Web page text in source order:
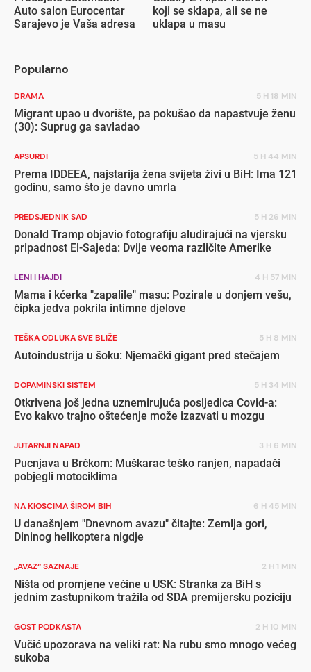
Auto salon Eurocentar
Sarajevo je Vaša adresa
koji se sklapa, ali se ne
uklapa u masu
Popularno
DRAMA 5 H 18 MIN
Migrant upao u dvorište, pa pokušao da napastvuje ženu
(30): Suprug ga savladao
APSURDI 5 H 44 MIN
Prema IDDEEA, najstarija žena svijeta živi u BiH: Ima 121
godinu, samo što je davno umrla
PREDSJEDNIK SAD 5 H 26 MIN
Donald Tramp objavio fotografiju aludirajući na vjersku
pripadnost El-Sajeda: Dvije veoma različite Amerike
LENI I HAJDI 4 H 57 MIN
Mama i kćerka "zapalile" masu: Pozirale u donjem vešu,
čipka jedva pokrila intimne djelove
TEŠKA ODLUKA SVE BLIŽE 5 H 8 MIN
Autoindustrija u šoku: Njemački gigant pred stečajem
DOPAMINSKI SISTEM 5 H 34 MIN
Otkrivena još jedna uznemirujuća posljedica Covid-a:
Evo kakvo trajno oštećenje može izazvati u mozgu
JUTARNJI NAPAD 3 H 6 MIN
Pucnjava u Brčkom: Muškarac teško ranjen, napadači
pobjegli motociklima
NA KIOSCIMA ŠIROM BIH 6 H 45 MIN
U današnjem "Dnevnom avazu" čitajte: Zemlja gori,
Dininog helikoptera nigdje
„AVAZ“ SAZNAJE 2 H 1 MIN
Ništa od promjene većine u USK: Stranka za BiH s
jednim zastupnikom tražila od SDA premijersku poziciju
GOST PODKASTA 2 H 10 MIN
Vučić upozorava na veliki rat: Na rubu smo mnogo većeg
sukoba